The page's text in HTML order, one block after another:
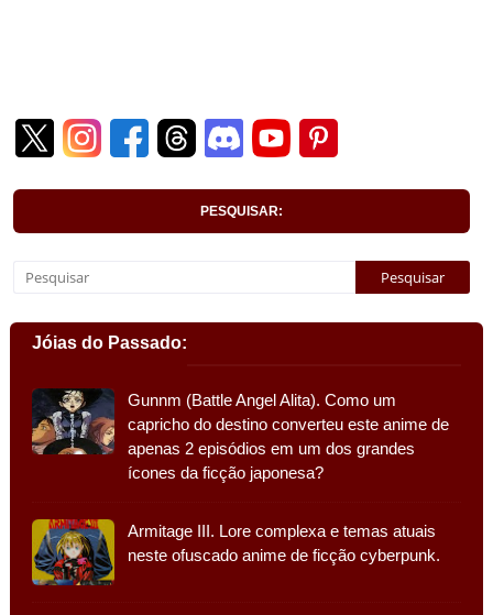
PESQUISAR:
Jóias do Passado:
Gunnm (Battle Angel Alita). Como um
capricho do destino converteu este anime de
apenas 2 episódios em um dos grandes
ícones da ficção japonesa?
Armitage III. Lore complexa e temas atuais
neste ofuscado anime de ficção cyberpunk.